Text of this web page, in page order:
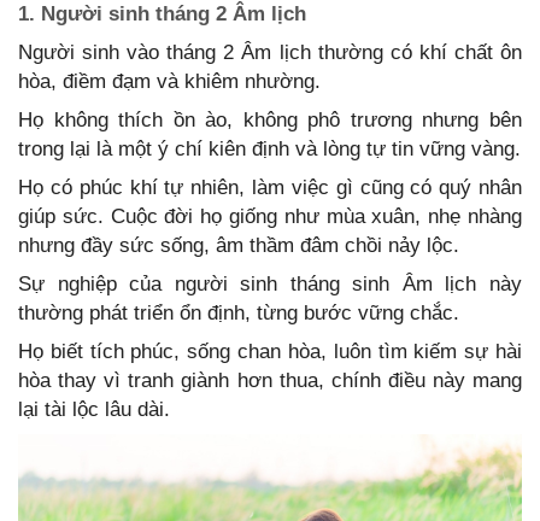
1. Người sinh tháng 2 Âm lịch
Người sinh vào tháng 2 Âm lịch thường có khí chất ôn
hòa, điềm đạm và khiêm nhường.
Họ không thích ồn ào, không phô trương nhưng bên
trong lại là một ý chí kiên định và lòng tự tin vững vàng.
Họ có phúc khí tự nhiên, làm việc gì cũng có quý nhân
giúp sức. Cuộc đời họ giống như mùa xuân, nhẹ nhàng
nhưng đầy sức sống, âm thầm đâm chồi nảy lộc.
Sự nghiệp của người sinh tháng sinh Âm lịch này
thường phát triển ổn định, từng bước vững chắc.
Họ biết tích phúc, sống chan hòa, luôn tìm kiếm sự hài
hòa thay vì tranh giành hơn thua, chính điều này mang
lại tài lộc lâu dài.